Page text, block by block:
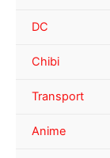
DC
Chibi
Transport
Anime